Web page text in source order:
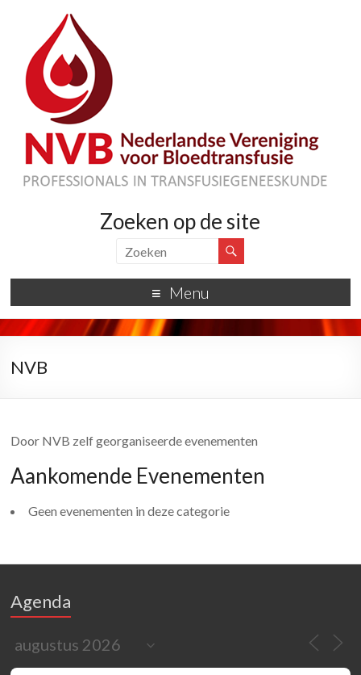
Zoeken op de site
Menu
NVB
Door NVB zelf georganiseerde evenementen
Aankomende Evenementen
Geen evenementen in deze categorie
Agenda